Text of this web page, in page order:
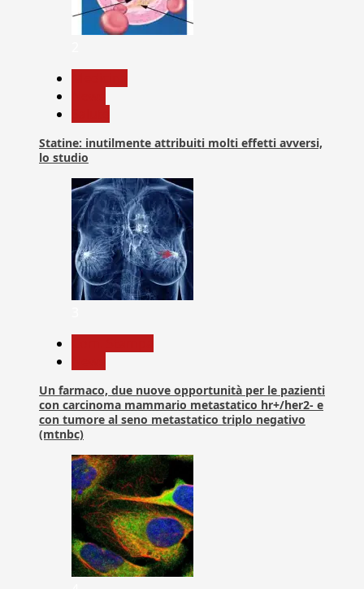
Statine: inutilmente attribuiti molti effetti avversi,
lo studio
Un farmaco, due nuove opportunità per le pazienti
con carcinoma mammario metastatico hr+/her2- e
con tumore al seno metastatico triplo negativo
(mtnbc)